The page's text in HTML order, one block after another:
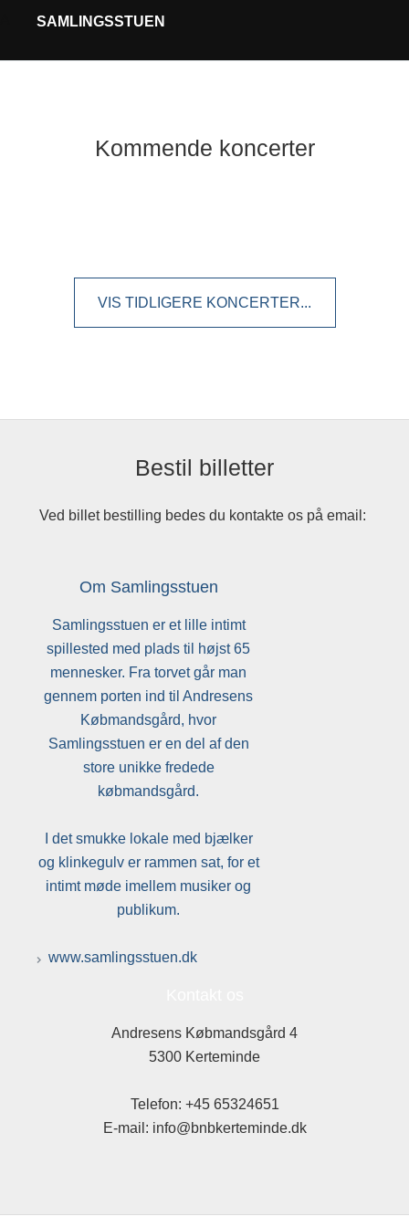
SAMLINGSSTUEN
Kommende koncerter
VIS TIDLIGERE KONCERTER...
Bestil billetter
Ved billet bestilling bedes du kontakte os på email:
Om Samlingsstuen
Samlingsstuen er et lille intimt
spillested med plads til højst 65
mennesker. Fra torvet går man
gennem porten ind til Andresens
Købmandsgård, hvor
Samlingsstuen er en del af den
store unikke fredede
købmandsgård.
I det smukke lokale med bjælker
og klinkegulv er rammen sat, for et
intimt møde imellem musiker og
publikum.
www.samlingsstuen.dk
Andresens Købmandsgård 4
5300 Kerteminde
Telefon: +45 65324651
E-mail: info@bnbkerteminde.dk